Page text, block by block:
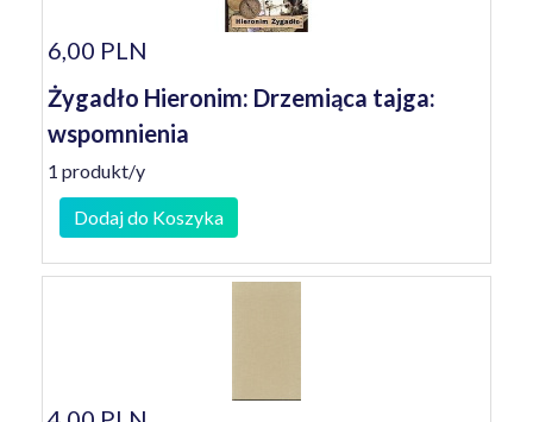
6,00 PLN
Żygadło Hieronim: Drzemiąca tajga:
wspomnienia
1 produkt/y
Dodaj do Koszyka